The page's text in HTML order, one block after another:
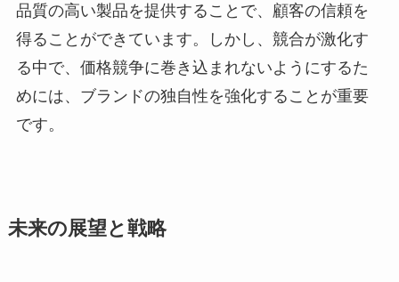
品質の高い製品を提供することで、顧客の信頼を
得ることができています。しかし、競合が激化す
る中で、価格競争に巻き込まれないようにするた
めには、ブランドの独自性を強化することが重要
です。
未来の展望と戦略